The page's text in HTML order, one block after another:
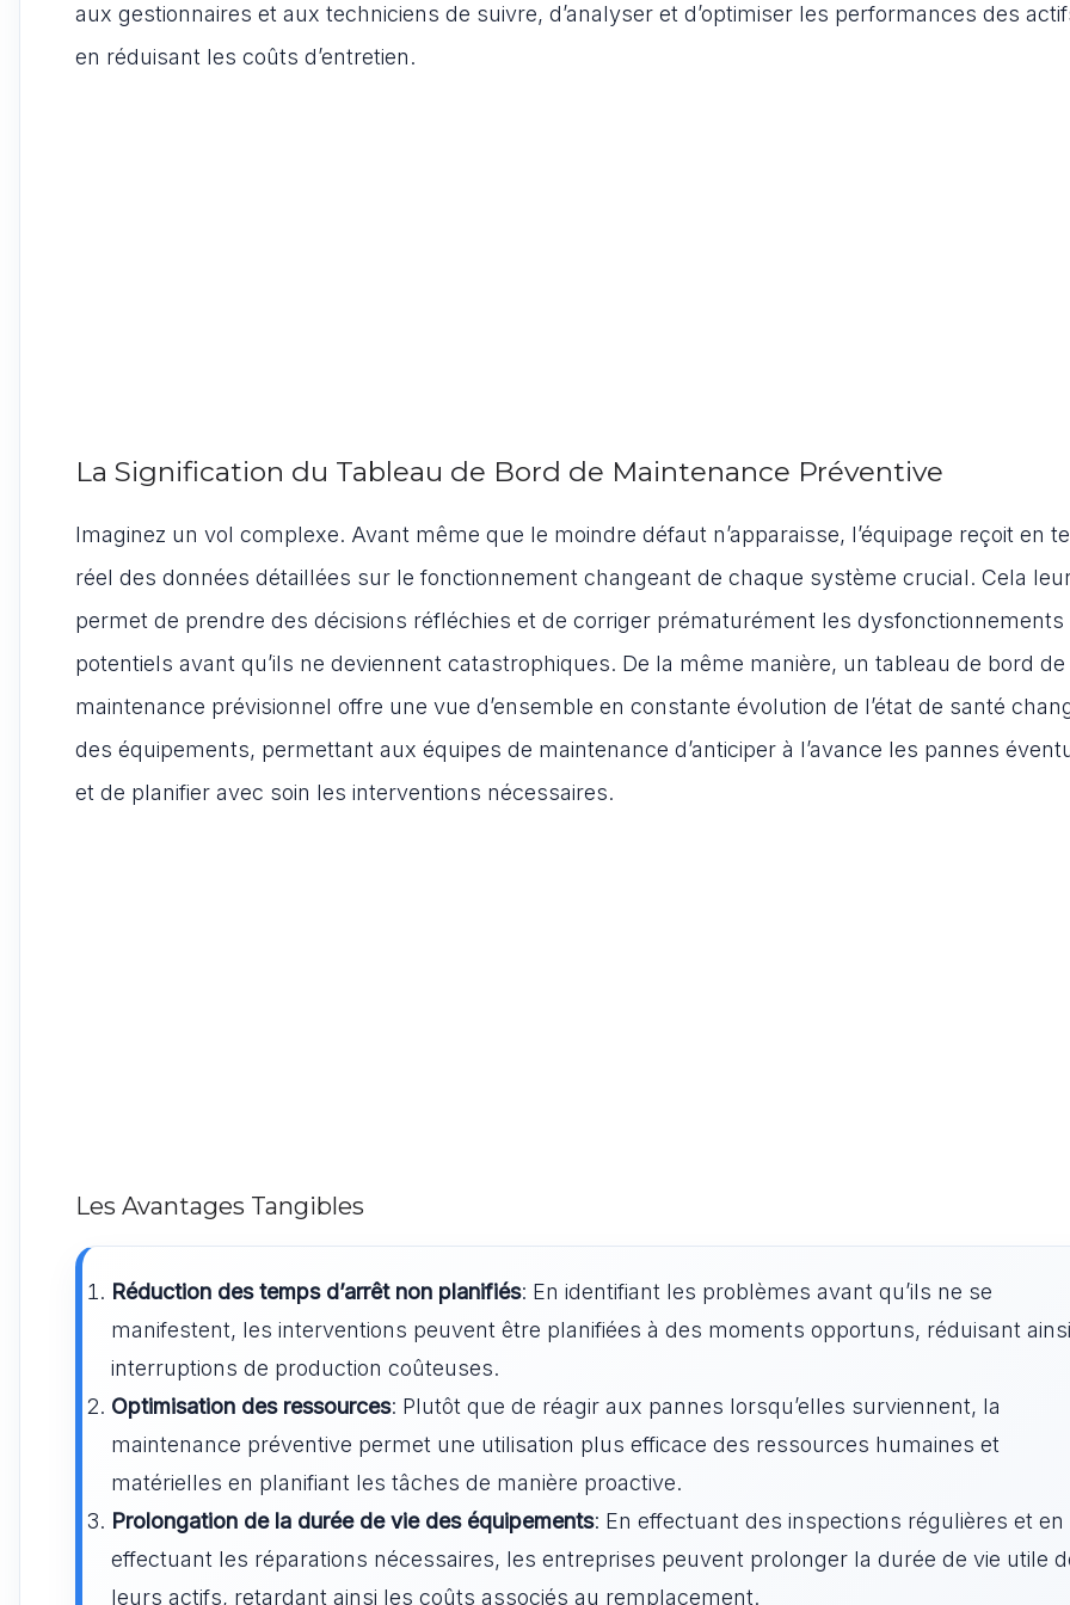
aux gestionnaires et aux techniciens de suivre, d’analyser et d’optimiser les performances des
en réduisant les coûts d’entretien.
La Signification du Tableau de Bord de Maintenance Préventive
Imaginez un vol complexe. Avant même que le moindre défaut n’apparaisse, l’équipage reçoit en
réel des données détaillées sur le fonctionnement changeant de chaque système crucial. Cela
permet de prendre des décisions réfléchies et de corriger prématurément les dysfonctionnements
potentiels avant qu’ils ne deviennent catastrophiques. De la même manière, un tableau de bord de
maintenance prévisionnel offre une vue d’ensemble en constante évolution de l’état de santé
des équipements, permettant aux équipes de maintenance d’anticiper à l’avance les pannes
et de planifier avec soin les interventions nécessaires.
Les Avantages Tangibles
Réduction des temps d’arrêt non planifiés: En identifiant les problèmes avant qu’ils ne se
manifestent, les interventions peuvent être planifiées à des moments opportuns, réduisant
interruptions de production coûteuses.
Optimisation des ressources: Plutôt que de réagir aux pannes lorsqu’elles surviennent, la
maintenance préventive permet une utilisation plus efficace des ressources humaines et
matérielles en planifiant les tâches de manière proactive.
Prolongation de la durée de vie des équipements: En effectuant des inspections régulières et en
effectuant les réparations nécessaires, les entreprises peuvent prolonger la durée de vie utile
leurs actifs, retardant ainsi les coûts associés au remplacement.